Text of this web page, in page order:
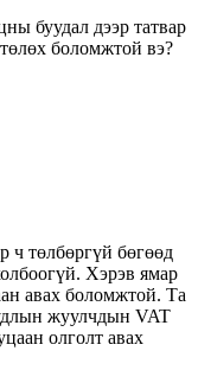
буудал дээр татвар
боломжтой вэ?
ч төлбөргүй бөгөөд
Хэрэв ямар
авах боломжтой. Та
жуулчдын VAT
олголт авах